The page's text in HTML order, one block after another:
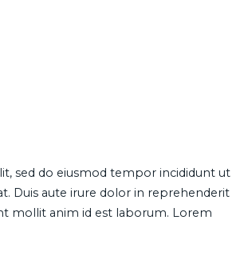
sed do eiusmod tempor incididunt ut
Duis aute irure dolor in reprehenderit
mollit anim id est laborum. Lorem